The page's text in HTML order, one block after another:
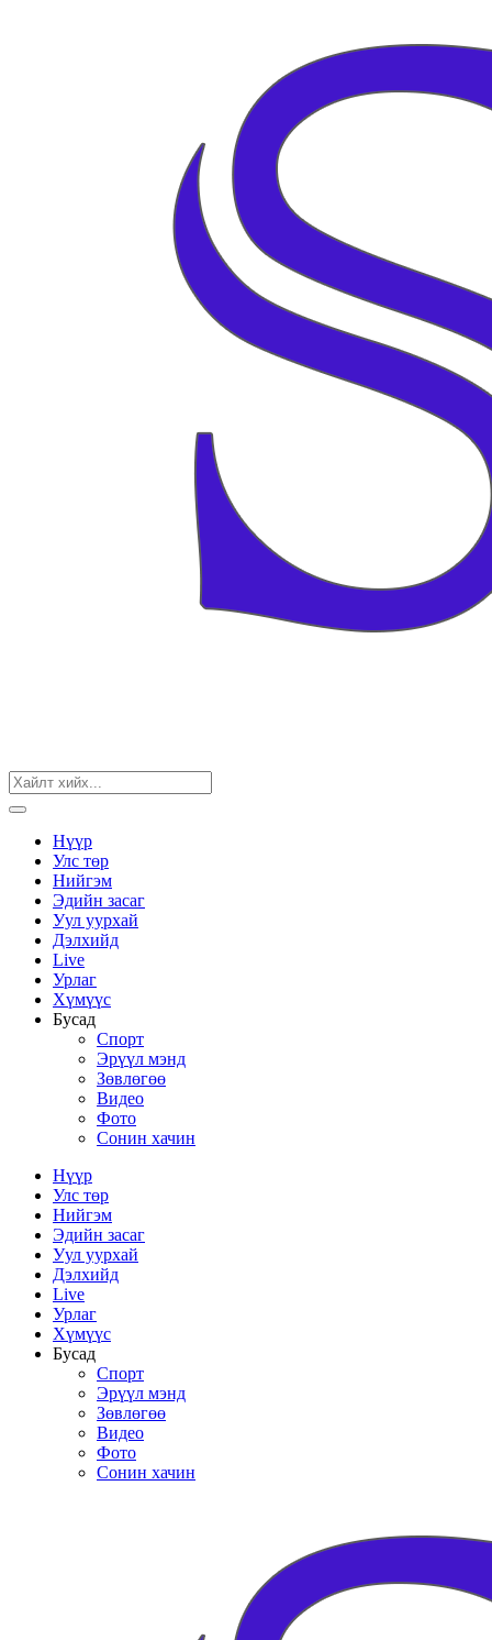
Нүүр
Улс төр
Нийгэм
Эдийн засаг
Уул уурхай
Дэлхийд
Live
Урлаг
Хүмүүс
Бусад
Спорт
Эрүүл мэнд
Зөвлөгөө
Видео
Фото
Сонин хачин
Нүүр
Улс төр
Нийгэм
Эдийн засаг
Уул уурхай
Дэлхийд
Live
Урлаг
Хүмүүс
Бусад
Спорт
Эрүүл мэнд
Зөвлөгөө
Видео
Фото
Сонин хачин